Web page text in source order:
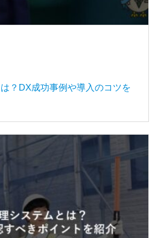
？DX成功事例や導入のコツを